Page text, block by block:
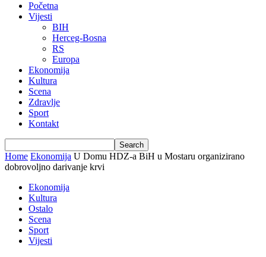
Početna
Vijesti
BIH
Herceg-Bosna
RS
Europa
Ekonomija
Kultura
Scena
Zdravlje
Sport
Kontakt
Home Ekonomija U Domu HDZ-a BiH u Mostaru organizirano
dobrovoljno darivanje krvi
Ekonomija
Kultura
Ostalo
Scena
Sport
Vijesti